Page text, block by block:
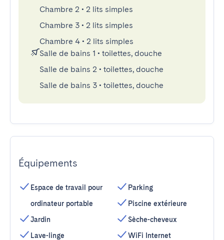
Chambre 2 • 2 lits simples
Chambre 3 • 2 lits simples
Chambre 4 • 2 lits simples
Salle de bains 1 • toilettes, douche
Salle de bains 2 • toilettes, douche
Salle de bains 3 • toilettes, douche
Équipements
Espace de travail pour
ordinateur portable
Jardin
Lave-linge
Parking
Piscine extérieure
Sèche-cheveux
WiFi Internet